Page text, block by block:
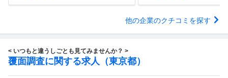
他の企業のクチコミを探す
< いつもと違うしごとも見てみませんか？ >
覆面調査に関する求人（東京都）